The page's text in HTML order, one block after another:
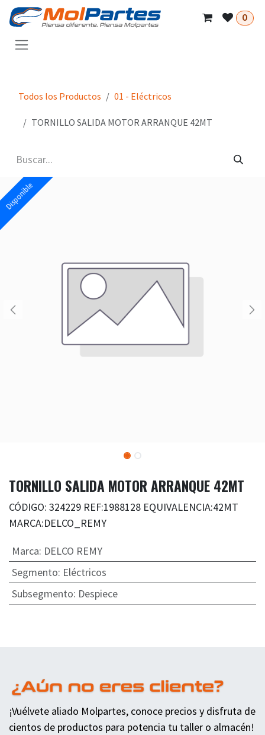
Ir al contenido
0
Todos los Productos 01 - Eléctricos
TORNILLO SALIDA MOTOR ARRANQUE 42MT
Disponible
Disponible
TORNILLO SALIDA MOTOR ARRANQUE 42MT
CÓDIGO: 324229 REF:1988128 EQUIVALENCIA:42MT
MARCA:DELCO_REMY
Marca: DELCO REMY
Segmento: Eléctricos
Subsegmento: Despiece
¡Vuélvete aliado Molpartes, conoce precios y disfruta de
cientos de productos para potencia tu taller o almacén!